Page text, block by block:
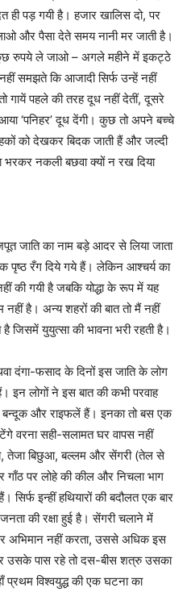
ही पड़ गयी है। हजार खालिस दो, पर
और पैसा देते समय नानी मर जाती है।
रुपये ले जाओ – अगले महीने में इकट्ठे
समझते कि आजादी सिर्फ उन्हें नहीं
गायें पहले की तरह दूध नहीं देतीं, दूसरे
‘पनिहर’ दूध देंगी। कुछ तो अपने बच्चे
को देखकर बिदक जाती हैं और जल्दी
भरकर नकली बछवा क्यों न रख दिया
जाति का नाम बड़े आदर से लिया जाता
पृष्ठ रँग दिये गये हैं। लेकिन आश्चर्य का
की गयी है जबकि योद्धा के रूप में यह
है। अन्य शहरों की बात तो मैं नहीं
जिसमें युयुत्सा की भावना भरी रहती है।
दंगा-फसाद के दिनों इस जाति के लोग
लोगों ने इस बात की कभी परवाह
बन्दूक और राइफलें हैं। इनका तो बस एक
वरना सही-सलामत घर वापस नहीं
तेजा बिछुआ, बल्लम और सेंगरी (तेल से
गाँठ पर लोहे की कील और निचला भाग
इन्हीं हथियारों की बदौलत एक बार
की रक्षा हुई है। सेंगरी चलाने में
अभिमान नहीं करता, उससे अधिक इस
उसके पास रहे तो दस-बीस शत्रु उसका
विश्वयुद्ध की एक घटना का